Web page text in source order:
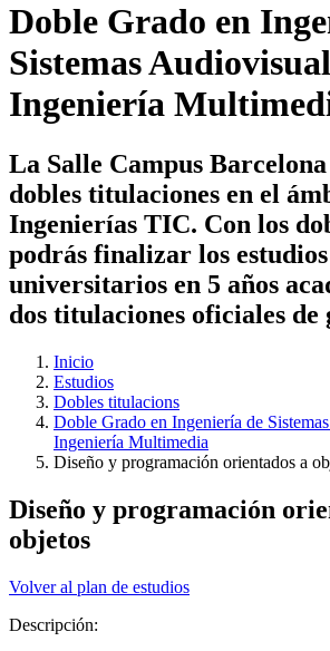
Doble Grado en
Sistemas
Ingeniería
La Salle Campus
dobles titulaciones en el
Ingenierías TIC. Con los
podrás finalizar los estudios
universitarios en 5 años
dos titulaciones oficiales de
Inicio
Estudios
Dobles titulacions
Doble Grado en Ingeniería de
Ingeniería Multimedia
Diseño y programación orientados a
Diseño y programación
objetos
Volver al plan de estudios
Descripción: